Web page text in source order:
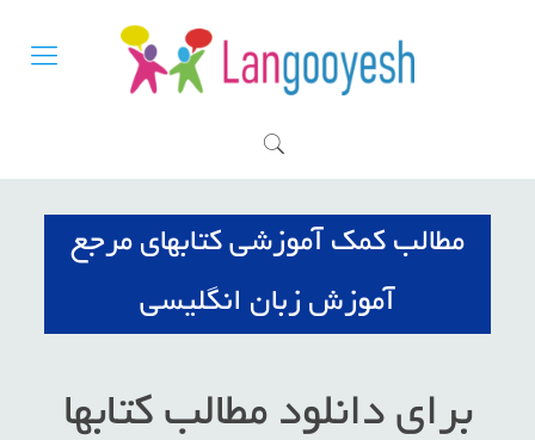
مطالب کمک آموزشی کتابهای مرجع
آموزش زبان انگلیسی
برای دانلود مطالب کتابها